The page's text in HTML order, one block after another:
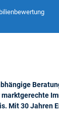
marktgerechte
Mit 30 Jahren